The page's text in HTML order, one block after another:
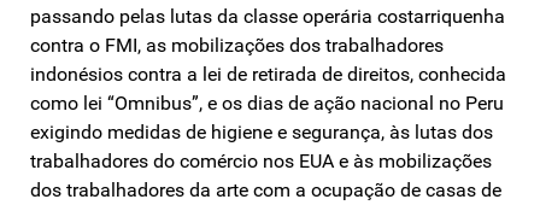
passando pelas lutas da classe operária costarriquenha
contra o FMI, as mobilizações dos trabalhadores
indonésios contra a lei de retirada de direitos, conhecida
como lei “Omnibus”, e os dias de ação nacional no Peru
exigindo medidas de higiene e segurança, às lutas dos
trabalhadores do comércio nos EUA e às mobilizações
dos trabalhadores da arte com a ocupação de casas de